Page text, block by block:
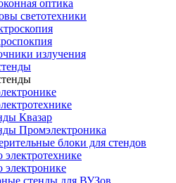
оптика
светотехники
излучения
Квазар
Промэлектроника
блоки для стендов
стенды для ВУЗов